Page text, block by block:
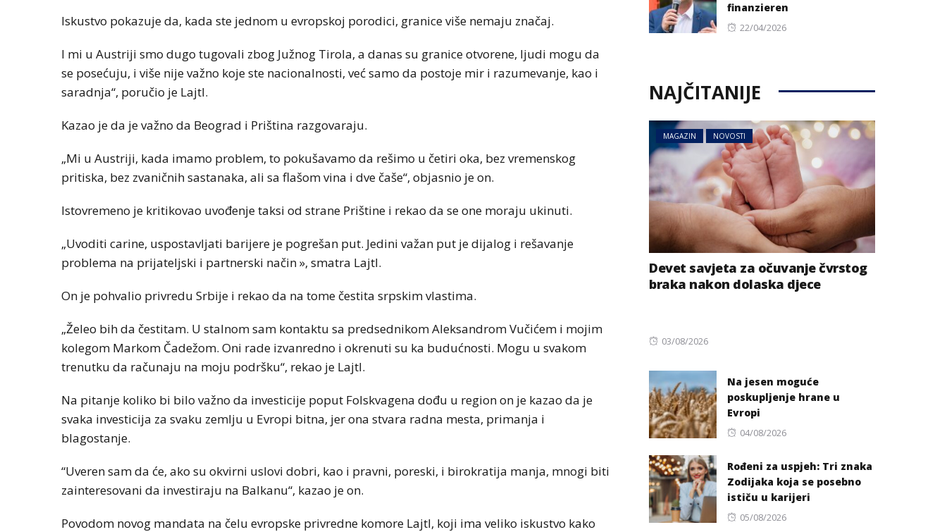
Iskustvo pokazuje da, kada ste jednom u evropskoj porodici, granice više nemaju značaj.
I mi u Austriji smo dugo tugovali zbog Južnog Tirola, a danas su granice otvorene, ljudi mogu da
se posećuju, i više nije važno koje ste nacionalnosti, već samo da postoje mir i razumevanje, kao i
saradnja“, poručio je Lajtl.
Kazao je da je važno da Beograd i Priština razgovaraju.
„Mi u Austriji, kada imamo problem, to pokušavamo da rešimo u četiri oka, bez vremenskog
pritiska, bez zvaničnih sastanaka, ali sa flašom vina i dve čaše“, objasnio je on.
Istovremeno je kritikovao uvođenje taksi od strane Prištine i rekao da se one moraju ukinuti.
„Uvoditi carine, uspostavljati barijere je pogrešan put. Jedini važan put je dijalog i rešavanje
problema na prijateljski i partnerski način », smatra Lajtl.
On je pohvalio privredu Srbije i rekao da na tome čestita srpskim vlastima.
„Želeo bih da čestitam. U stalnom sam kontaktu sa predsednikom Aleksandrom Vučićem i mojim
kolegom Markom Čadežom. Oni rade izvanredno i okrenuti su ka budućnosti. Mogu u svakom
trenutku da računaju na moju podršku“, rekao je Lajtl.
Na pitanje koliko bi bilo važno da investicije poput Folskvagena dođu u region on je kazao da je
svaka investicija za svaku zemlju u Evropi bitna, jer ona stvara radna mesta, primanja i
blagostanje.
“Uveren sam da će, ako su okvirni uslovi dobri, kao i pravni, poreski, i birokratija manja, mnogi biti
zainteresovani da investiraju na Balkanu“, kazao je on.
Povodom novog mandata na čelu evropske privredne komore Lajtl, koji ima veliko iskustvo kako
finanzieren
Posted
22/04/2026
NAJČITANIJE
MAGAZIN NOVOSTI
Devet savjeta za očuvanje čvrstog
braka nakon dolaska djece
Posted
03/08/2026
Na jesen moguće
poskupljenje hrane u
Evropi
Posted
04/08/2026
Rođeni za uspjeh: Tri znaka
Zodijaka koja se posebno
ističu u karijeri
Posted
05/08/2026